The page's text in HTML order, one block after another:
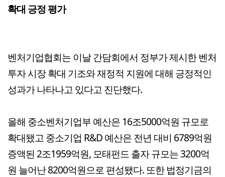
확대 긍정 평가
벤처기업협회는 이날 간담회에서 정부가 제시한 벤처
투자 시장 확대 기조와 재정적 지원에 대해 긍정적인
성과가 나타나고 있다고 진단했다.
올해 중소벤처기업부 예산은 16조5000억원 규모로
확대됐고 중소기업 R&D 예산은 전년 대비 6789억원
증액된 2조1959억원, 모태펀드 출자 규모는 3200억
원 늘어난 8200억원으로 편성됐다. 또한 법정기금의